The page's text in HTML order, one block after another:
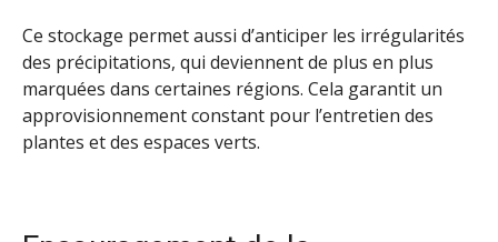
Ce stockage permet aussi d’anticiper les irrégularités
des précipitations, qui deviennent de plus en plus
marquées dans certaines régions. Cela garantit un
approvisionnement constant pour l’entretien des
plantes et des espaces verts.